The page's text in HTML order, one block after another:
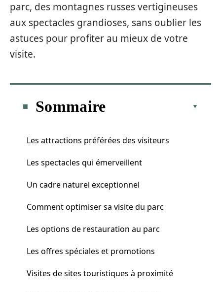
parc, des montagnes russes vertigineuses
aux spectacles grandioses, sans oublier les
astuces pour profiter au mieux de votre
visite.
Sommaire
Les attractions préférées des visiteurs
Les spectacles qui émerveillent
Un cadre naturel exceptionnel
Comment optimiser sa visite du parc
Les options de restauration au parc
Les offres spéciales et promotions
Visites de sites touristiques à proximité